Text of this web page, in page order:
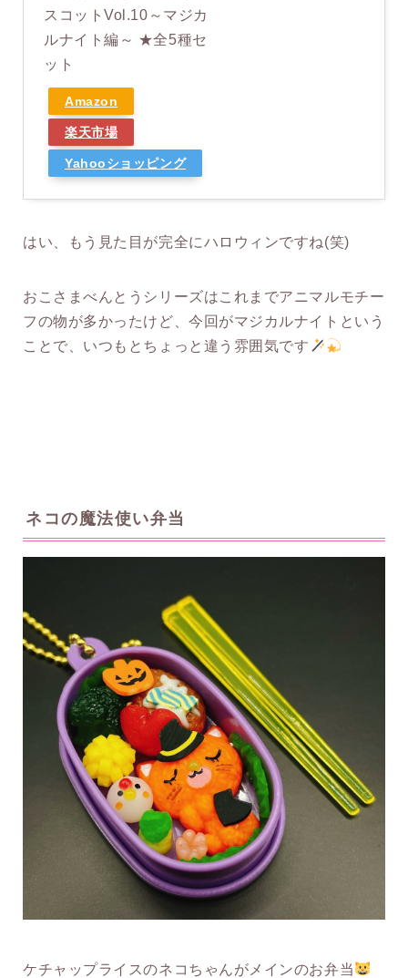
スコットVol.10～マジカ
ルナイト編～ ★全5種セ
ット
Amazon
楽天市場
Yahooショッピング
はい、もう見た目が完全にハロウィンですね(笑)
おこさまべんとうシリーズはこれまでアニマルモチー
フの物が多かったけど、今回がマジカルナイトという
ことで、いつもとちょっと違う雰囲気です
ネコの魔法使い弁当
ケチャップライスのネコちゃんがメインのお弁当